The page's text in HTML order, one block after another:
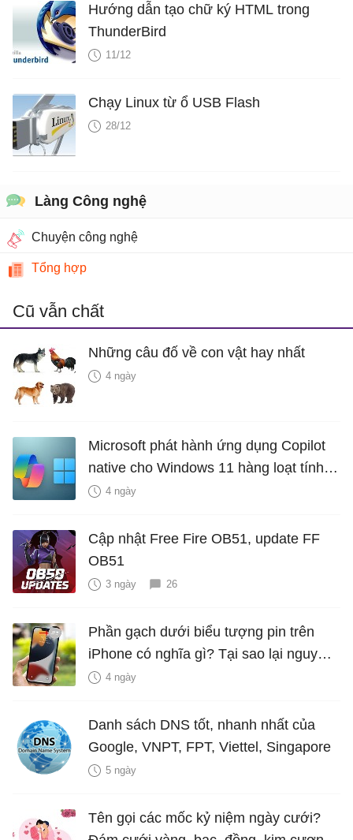
Hướng dẫn tạo chữ ký HTML trong
ThunderBird
11/12
Chạy Linux từ ổ USB Flash
28/12
Làng Công nghệ
Chuyện công nghệ
Tổng hợp
Cũ vẫn chất
Những câu đố về con vật hay nhất
4 ngày
Microsoft phát hành ứng dụng Copilot
native cho Windows 11 hàng loạt tính
năng mới Hữu Ích
4 ngày
Cập nhật Free Fire OB51, update FF
OB51
3 ngày 26
Phần gạch dưới biểu tượng pin trên
iPhone có nghĩa gì? Tại sao lại nguy
hiểm?
4 ngày
Danh sách DNS tốt, nhanh nhất của
Google, VNPT, FPT, Viettel, Singapore
5 ngày
Tên gọi các mốc kỷ niệm ngày cưới?